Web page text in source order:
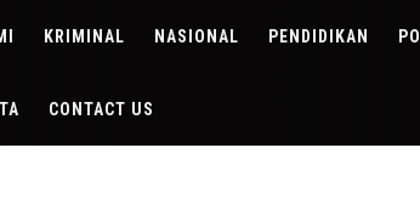
KRIMINAL NASIONAL PENDIDIKAN
CONTACT US